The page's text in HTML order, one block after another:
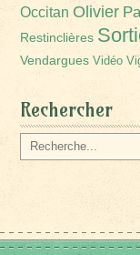
Occitan Olivier
Restinclières
Vendargues Vidéo
Rechercher